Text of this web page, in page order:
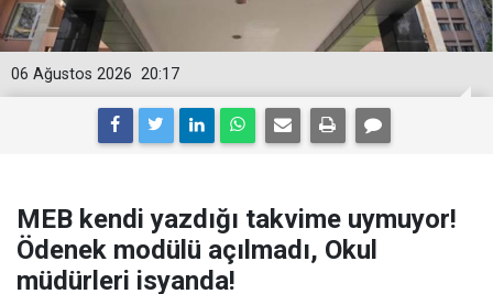
20:17
06 Ağustos 2026
MEB kendi yazdığı takvime uymuyor!
Ödenek modülü açılmadı, Okul
müdürleri isyanda!